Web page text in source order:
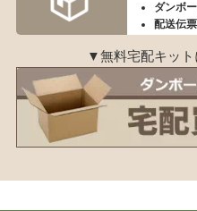
ご利用案内
ご利用が初めての方
宅配買取の流れ
出張買取の流れ
店頭買取の流れ
ダンボ
配送伝票
▼無料宅配キッ